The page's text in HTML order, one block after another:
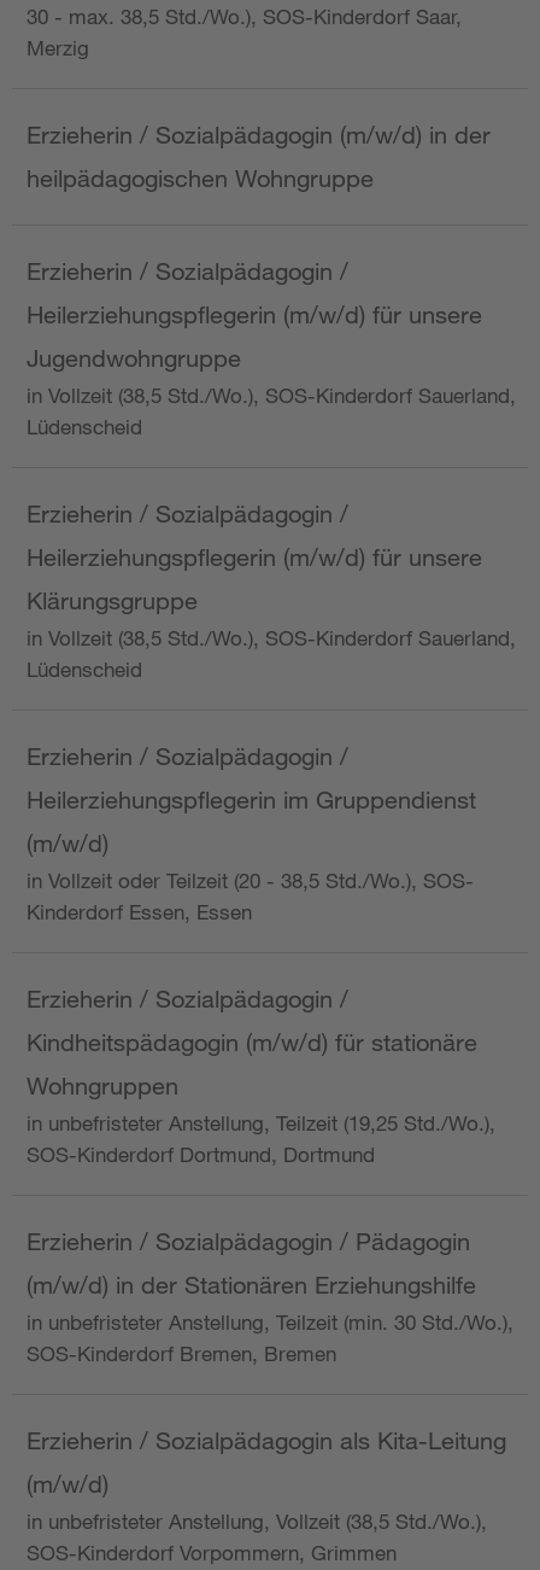
30 - max. 38,5 Std./Wo.), SOS-Kinderdorf Saar,
Merzig
Erzieherin / Sozialpädagogin (m/w/d) in der
heilpädagogischen Wohngruppe
Erzieherin / Sozialpädagogin /
Heilerziehungspflegerin (m/w/d) für unsere
Jugendwohngruppe
in Vollzeit (38,5 Std./Wo.), SOS-Kinderdorf Sauerland,
Lüdenscheid
Erzieherin / Sozialpädagogin /
Heilerziehungspflegerin (m/w/d) für unsere
Klärungsgruppe
in Vollzeit (38,5 Std./Wo.), SOS-Kinderdorf Sauerland,
Lüdenscheid
Erzieherin / Sozialpädagogin /
Heilerziehungspflegerin im Gruppendienst
(m/w/d)
in Vollzeit oder Teilzeit (20 - 38,5 Std./Wo.), SOS-
Kinderdorf Essen, Essen
Erzieherin / Sozialpädagogin /
Kindheitspädagogin (m/w/d) für stationäre
Wohngruppen
in unbefristeter Anstellung, Teilzeit (19,25 Std./Wo.),
SOS-Kinderdorf Dortmund, Dortmund
Erzieherin / Sozialpädagogin / Pädagogin
(m/w/d) in der Stationären Erziehungshilfe
in unbefristeter Anstellung, Teilzeit (min. 30 Std./Wo.),
SOS-Kinderdorf Bremen, Bremen
Erzieherin / Sozialpädagogin als Kita-Leitung
(m/w/d)
in unbefristeter Anstellung, Vollzeit (38,5 Std./Wo.),
SOS-Kinderdorf Vorpommern, Grimmen